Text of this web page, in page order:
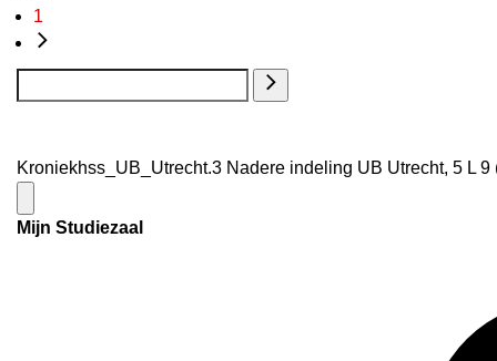
1
Kroniekhss_UB_Utrecht.3 Nadere indeling UB Utrecht, 5 L
Mijn Studiezaal